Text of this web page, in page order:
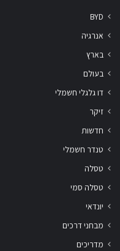
BYD
אנרגיה
בארץ
בעולם
דו גלגלי חשמלי
זיקר
חדשות
טנדר חשמלי
טסלה
טסלה סמי
יונדאי
מבחני דרכים
מדריכים